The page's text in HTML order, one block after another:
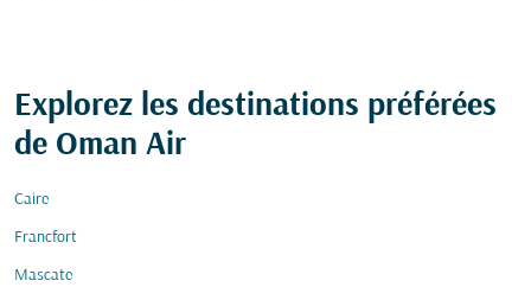
Explorez les destinations préférées
de Oman Air
Caire
Francfort
Mascate